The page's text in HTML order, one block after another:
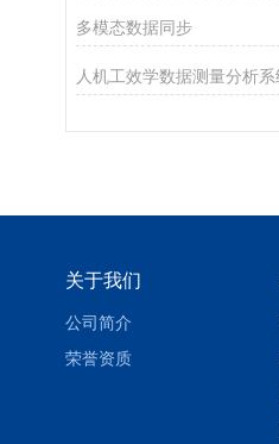
多模态数据同步
关于我们
公司简介
荣誉资质